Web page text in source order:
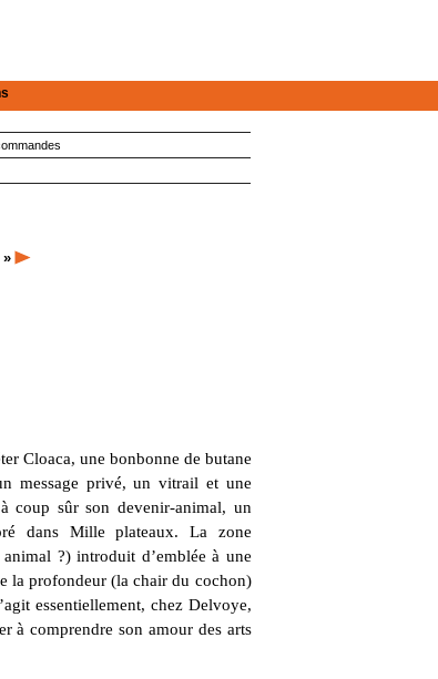
Cloaca, une bonbonne de butane
message privé, un vitrail et une
coup sûr son devenir-animal, un
dans Mille plateaux. La zone
?) introduit d’emblée à une
la profondeur (la chair du cochon)
essentiellement, chez Delvoye,
à comprendre son amour des arts